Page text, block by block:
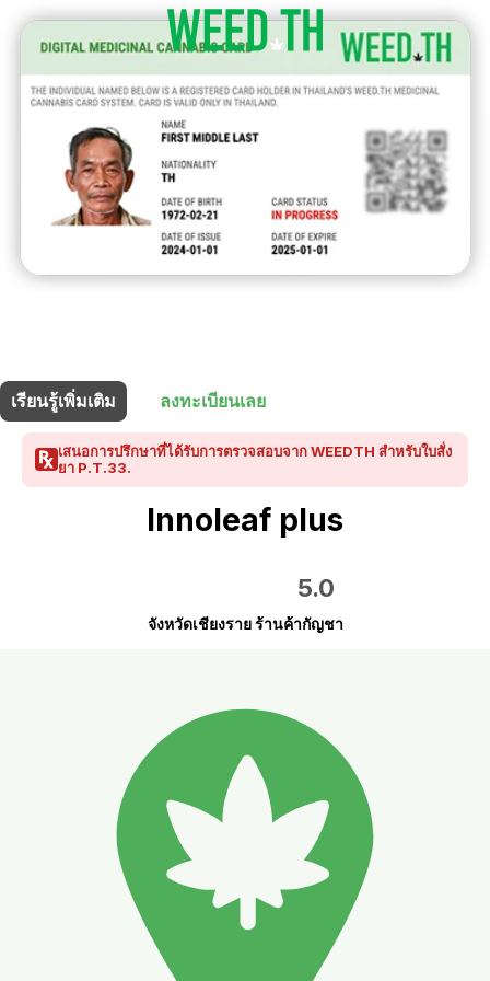
เรียนรู้เพิ่มเติม
ลงทะเบียนเลย
เสนอการปรึกษาที่ได้รับการตรวจสอบจาก WEEDTH สำหรับใบสั่ง
ยา P.T.33.
Innoleaf plus
5.0
จังหวัดเชียงราย ร้านค้ากัญชา